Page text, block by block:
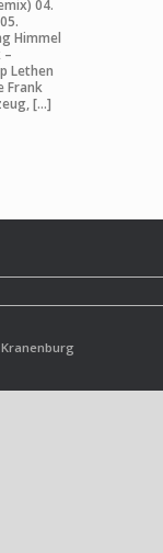
04.
Himmel
–
Lethen
Frank
[…]